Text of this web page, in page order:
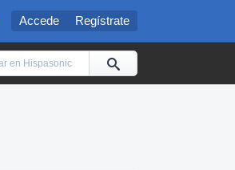
Accede Regístrate